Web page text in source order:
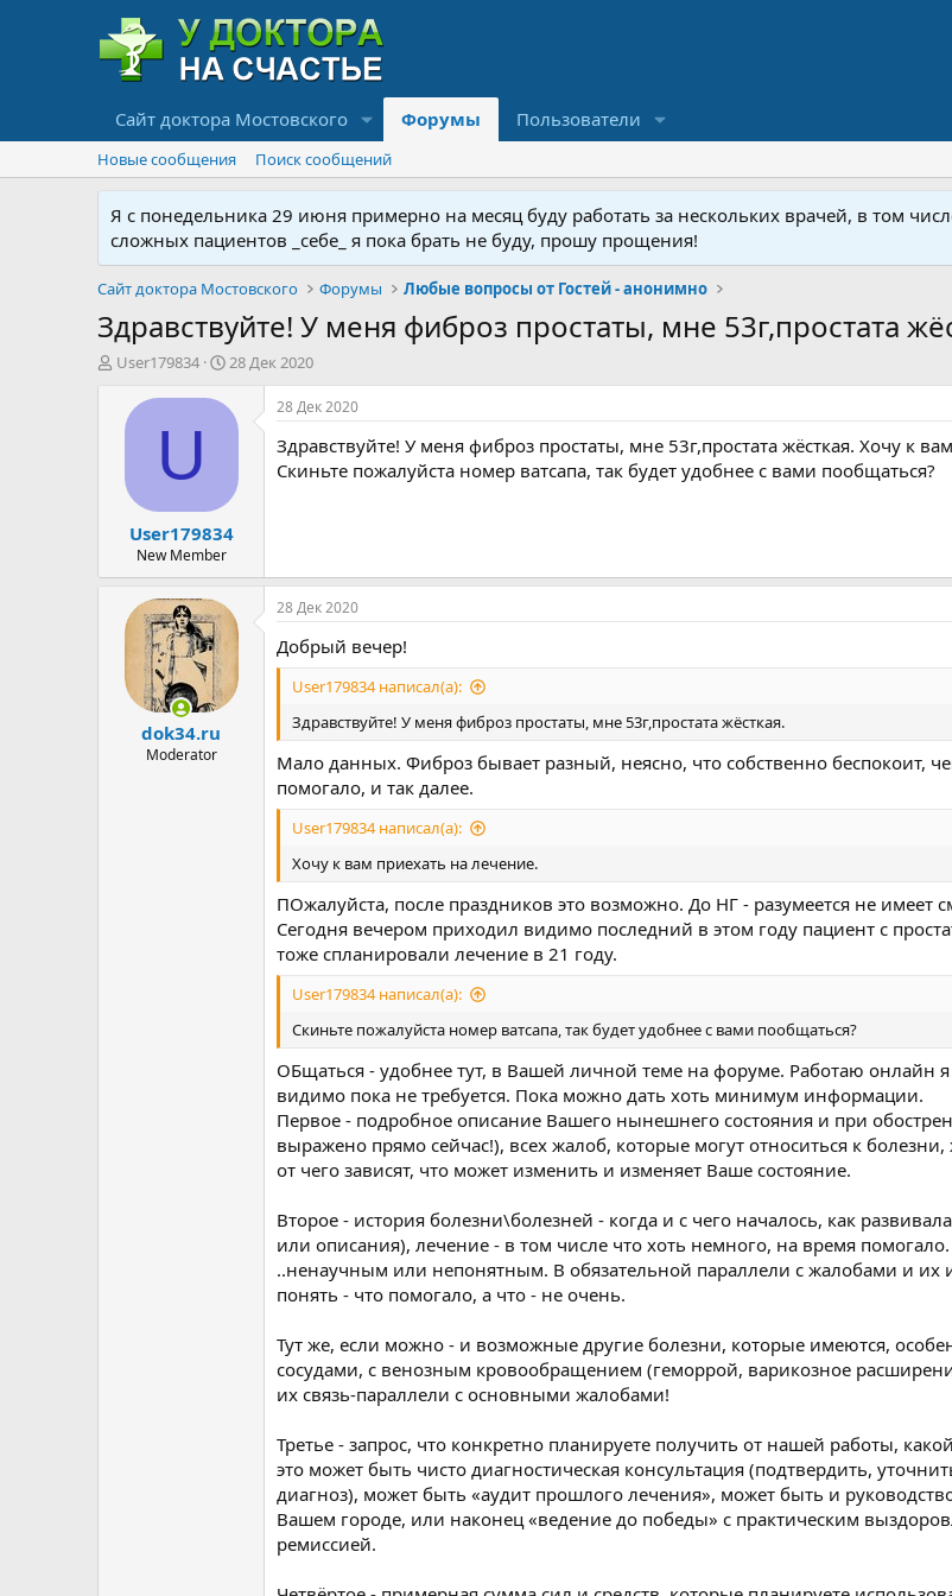
Сайт доктора Мостовского Форумы Пользователи
Новые сообщения Поиск сообщений
Я с понедельника 29 июня примерно на месяц буду работать за нескольких врачей, в том
сложных пациентов _себе_ я пока брать не буду, прошу прощения!
Сайт доктора Мостовского Форумы Любые вопросы от Гостей - анонимно
Здравствуйте! У меня фиброз простаты, мне 53г,простата
А
User179834
Д
т
а
ч
л
28 Дек 2020
U
User179834
New Member
28 Дек 2020
Здравствуйте! У меня фиброз простаты, мне 53г,простата жёсткая. Хочу к
Скиньте пожалуйста номер ватсапа, так будет удобнее с вами пообщаться?
dok34.ru
Moderator
28 Дек 2020
Добрый вечер!
User179834 написал(а):
Здравствуйте! У меня фиброз простаты, мне 53г,простата жёсткая.
Мало данных. Фиброз бывает разный, неясно, что собственно беспокоит,
помогало, и так далее.
User179834 написал(а):
Хочу к вам приехать на лечение.
ПОжалуйста, после праздников это возможно. До НГ - разумеется не имеет
Сегодня вечером приходил видимо последний в этом году пациент с
тоже спланировали лечение в 21 году.
User179834 написал(а):
Скиньте пожалуйста номер ватсапа, так будет удобнее с вами пообщаться?
ОБщаться - удобнее тут, в Вашей личной теме на форуме. Работаю онлайн
видимо пока не требуется. Пока можно дать хоть минимум информации.
Первое - подробное описание Вашего нынешнего состояния и при
выражено прямо сейчас!), всех жалоб, которые могут относиться к
от чего зависят, что может изменить и изменяет Ваше состояние.
Второе - история болезни\болезней - когда и с чего началось, как
или описания), лечение - в том числе что хоть немного, на время помогало.
..ненаучным или непонятным. В обязательной параллели с жалобами и их
понять - что помогало, а что - не очень.
Тут же, если можно - и возможные другие болезни, которые имеются,
сосудами, с венозным кровообращением (геморрой, варикозное
их связь-параллели с основными жалобами!
Третье - запрос, что конкретно планируете получить от нашей работы,
это может быть чисто диагностическая консультация (подтвердить,
диагноз), может быть «аудит прошлого лечения», может быть и
Вашем городе, или наконец «ведение до победы» с практическим
ремиссией.